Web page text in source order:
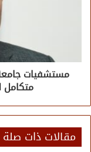
مستشفيات
متكامل
مقالات ذات صلة